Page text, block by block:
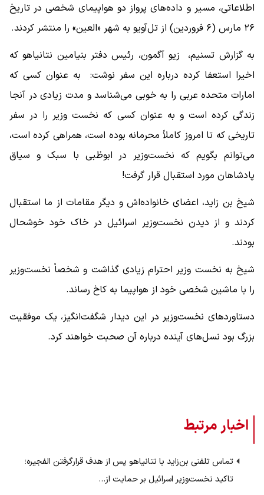
اطلاعاتی، مسیر و داده‌های پرواز دو هواپیمای شخصی در تاریخ
۲۶ مارس (۶ فروردین) از تل‌آویو به شهر «العین» را منتشر کردند.
به گزارش تسنیم، زیو آگمون، رئیس دفتر بنیامین نتانیاهو که
اخیرا استعفا کرده درباره این سفر نوشت: به عنوان کسی که
امارات متحده عربی را به خوبی می‌شناسد و مدت زیادی در آنجا
زندگی کرده است و به عنوان کسی که نخست وزیر را در سفر
تاریخی که تا امروز کاملاً محرمانه بوده است، همراهی کرده است،
می‌توانم بگویم که نخست‌وزیر در ابوظبی با سبک و سیاق
پادشاهان مورد استقبال قرار گرفت!
شیخ بن زاید، اعضای خانواده‌اش و دیگر مقامات از ما استقبال
کردند و از دیدن نخست‌وزیر اسرائیل در خاک خود خوشحال
بودند.
شیخ به نخست وزیر احترام زیادی گذاشت و شخصاً نخست‌وزیر
را با ماشین شخصی خود از هواپیما به کاخ رساند.
دستاوردهای نخست‌وزیر در این دیدار شگفت‌انگیز، یک موفقیت
بزرگ بود نسل‌های آینده درباره آن صحبت خواهند کرد.
اخبار مرتبط
تماس تلفنی بن‌زاید با نتانیاهو پس از هدف قرارگرفتن الفجیره؛
تاکید نخست‌وزیر اسرائیل بر حمایت از…